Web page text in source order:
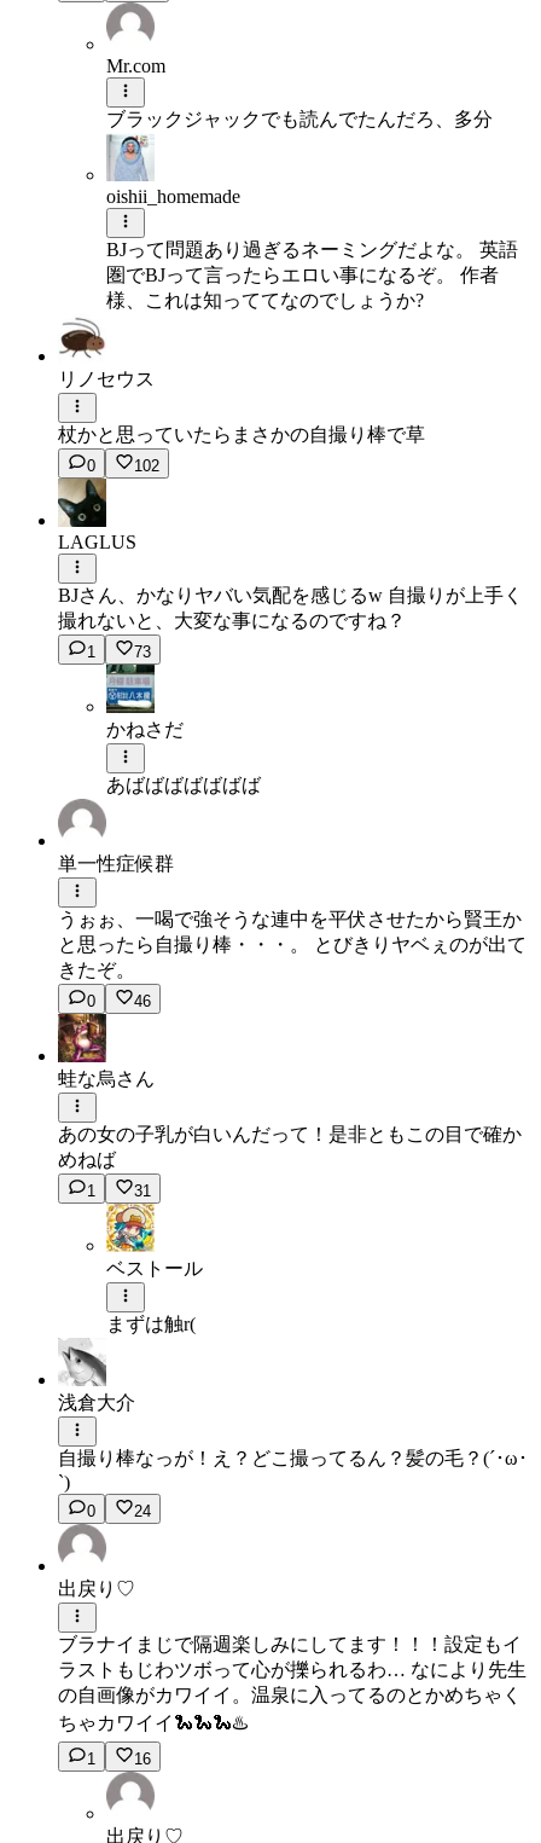
Mr.com
ブラックジャックでも読んでたんだろ、多分
oishii_homemade
BJって問題あり過ぎるネーミングだよな。 英語
圏でBJって言ったらエロい事になるぞ。 作者
様、これは知っててなのでしょうか?
リノセウス
杖かと思っていたらまさかの自撮り棒で草
0 102
LAGLUS
BJさん、かなりヤバい気配を感じるw 自撮りが上手く
撮れないと、大変な事になるのですね？
1 73
かねさだ
あばばばばばばば
単一性症候群
うぉぉ、一喝で強そうな連中を平伏させたから賢王か
と思ったら自撮り棒・・・。 とびきりヤベぇのが出て
きたぞ。
0 46
蛙な烏さん
あの女の子乳が白いんだって！是非ともこの目で確か
めねば
1 31
ベストール
まずは触r(
浅倉大介
自撮り棒なっが！え？どこ撮ってるん？髪の毛？(´･ω･
`)
0 24
出戻り♡
ブラナイまじで隔週楽しみにしてます！！！設定もイ
ラストもじわツボって心が擽られるわ… なにより先生
の自画像がカワイイ。温泉に入ってるのとかめちゃく
ちゃカワイイ🐍🐍🐍♨️
1 16
出戻り♡